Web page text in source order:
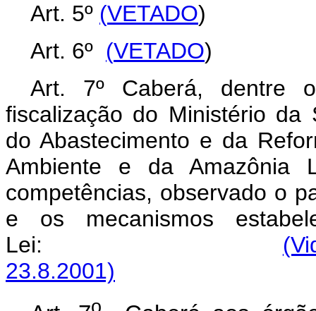
Art. 5º (VETADO)
Art. 6º (VETADO)
Art. 7º Caberá, dentre
fiscalização do Ministério da
do Abastecimento e da
Ambiente e da Amazônia
competências, observado o
e os mecanismos
Lei:
23.8.2001)